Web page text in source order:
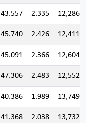
43.557 2.335 12,286
45.740 2.426 12,411
45.091 2.366 12,604
47.306 2.483 12,552
40.386 1.989 13,749
41.368 2.038 13,732